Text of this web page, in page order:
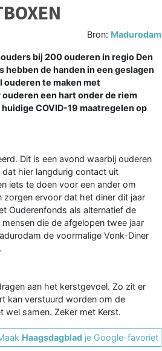
Bron: Madurodam
bij 200 ouderen in regio Den
de handen in een geslagen
ouderen te maken met
een hart onder de riem
COVID-19 maatregelen op
Dit is een avond waarbij ouderen
dat hier langdurig contact uit
iets te doen voor een ander om
zorgen ervoor dat het diner dit jaar
Ouderenfonds als alternatief de
die de afgelopen twee jaar
de voormalige Vonk-Diner
aan het kerstgevoel. Zo zit er
kan verstuurd worden om de
wel samen. Zeker met Kerst.
Haagsdagblad je Google-favoriet